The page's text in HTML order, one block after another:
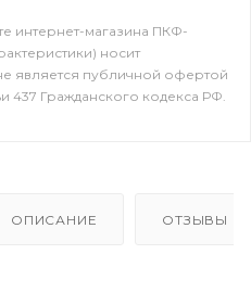
интернет-магазина ПКФ-
носит
является публичной офертой
437 Гражданского кодекса РФ.
ОПИСАНИЕ ОТЗЫВЫ